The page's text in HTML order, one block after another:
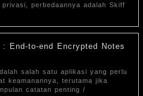
perbedaannya adalah Skiff
End-to-end Encrypted Notes
salah satu aplikasi yang perlu
keamanannya, terutama jika
catatan penting /